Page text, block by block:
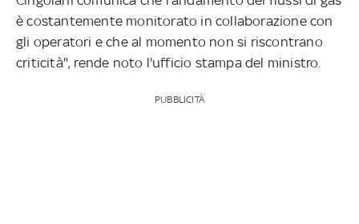
è costantemente monitorato in collaborazione con
gli operatori e che al momento non si riscontrano
criticità", rende noto l'ufficio stampa del ministro.
PUBBLICITÀ